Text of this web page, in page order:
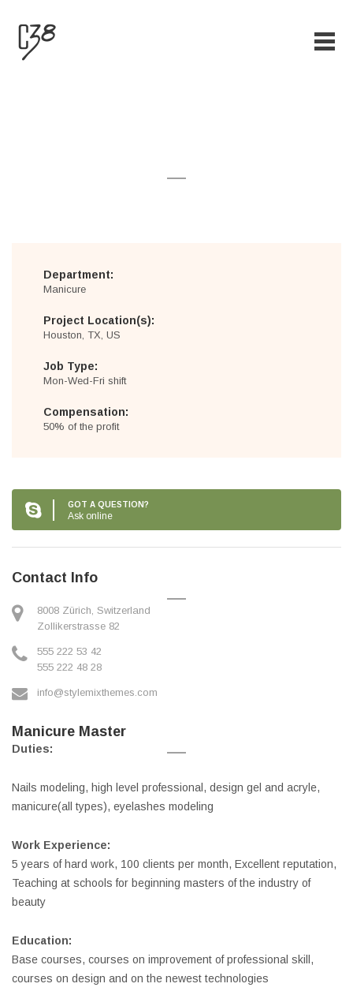
Department:
Manicure
Project Location(s):
Houston, TX, US
Job Type:
Mon-Wed-Fri shift
Compensation:
50% of the profit
GOT A QUESTION?
Ask online
Contact Info
8008 Zürich, Switzerland
Zollikerstrasse 82
555 222 53 42
555 222 48 28
info@stylemixthemes.com
Manicure Master
Duties:
Nails modeling, high level professional, design gel and acryle,
manicure(all types), eyelashes modeling
Work Experience:
5 years of hard work, 100 clients per month, Excellent reputation,
Teaching at schools for beginning masters of the industry of
beauty
Education:
Base courses, courses on improvement of professional skill,
courses on design and on the newest technologies